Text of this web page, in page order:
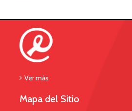
Ver más
Mapa del Sitio